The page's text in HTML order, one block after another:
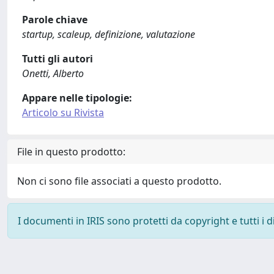
Parole chiave
startup, scaleup, definizione, valutazione
Tutti gli autori
Onetti, Alberto
Appare nelle tipologie:
Articolo su Rivista
File in questo prodotto:
Non ci sono file associati a questo prodotto.
I documenti in IRIS sono protetti da copyright e tutti i